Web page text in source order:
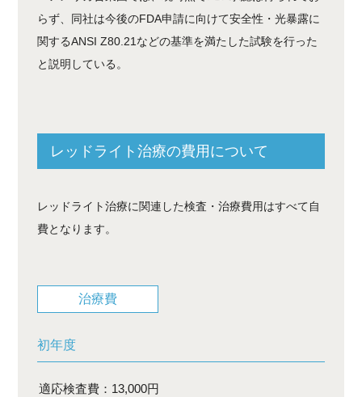
らず、同社は今後のFDA申請に向けて安全性・光暴露に
関するANSI Z80.21などの基準を満たした試験を行った
と説明している。
レッドライト治療の費用について
レッドライト治療に関連した検査・治療費用はすべて自
費となります。
治療費
初年度
適応検査費：13,000円